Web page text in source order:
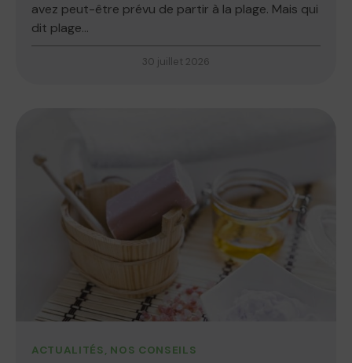
avez peut-être prévu de partir à la plage. Mais qui
dit plage...
30 juillet 2026
ACTUALITÉS, NOS CONSEILS